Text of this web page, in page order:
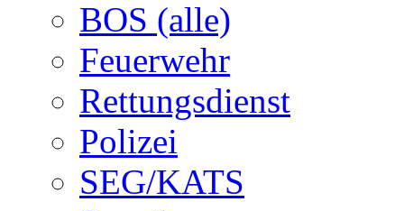
BOS (alle)
Feuerwehr
Rettungsdienst
Polizei
SEG/KATS